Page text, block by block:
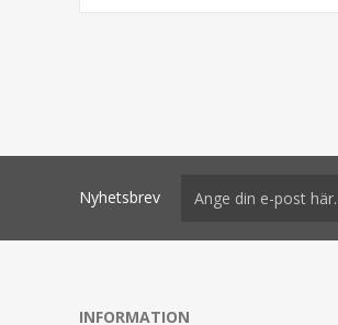
Nyhetsbrev
INFORMATION